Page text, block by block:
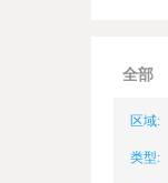
全部
区域:
类型: